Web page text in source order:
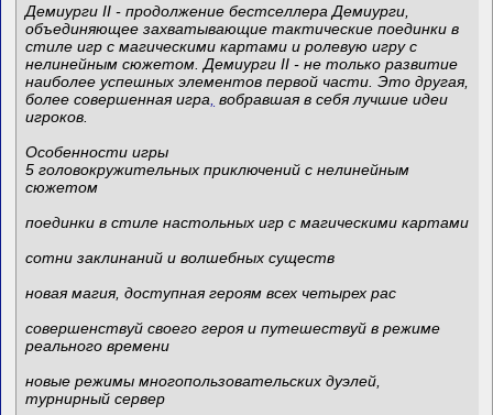
Демиурги II - продолжение бестселлера Демиурги,
объединяющее захватывающие тактические поединки в
стиле игр с магическими картами и ролевую игру с
нелинейным сюжетом. Демиурги II - не только развитие
наиболее успешных элементов первой части. Это другая,
более совершенная игра вобравшая в себя лучшие идеи
игроков.
Особенности игры
5 головокружительных приключений с нелинейным
сюжетом
поединки в стиле настольных игр с магическими картами
сотни заклинаний и волшебных существ
новая магия, доступная героям всех четырех рас
совершенствуй своего героя и путешествуй в режиме
реального времени
новые режимы многопользовательских дуэлей,
турнирный сервер